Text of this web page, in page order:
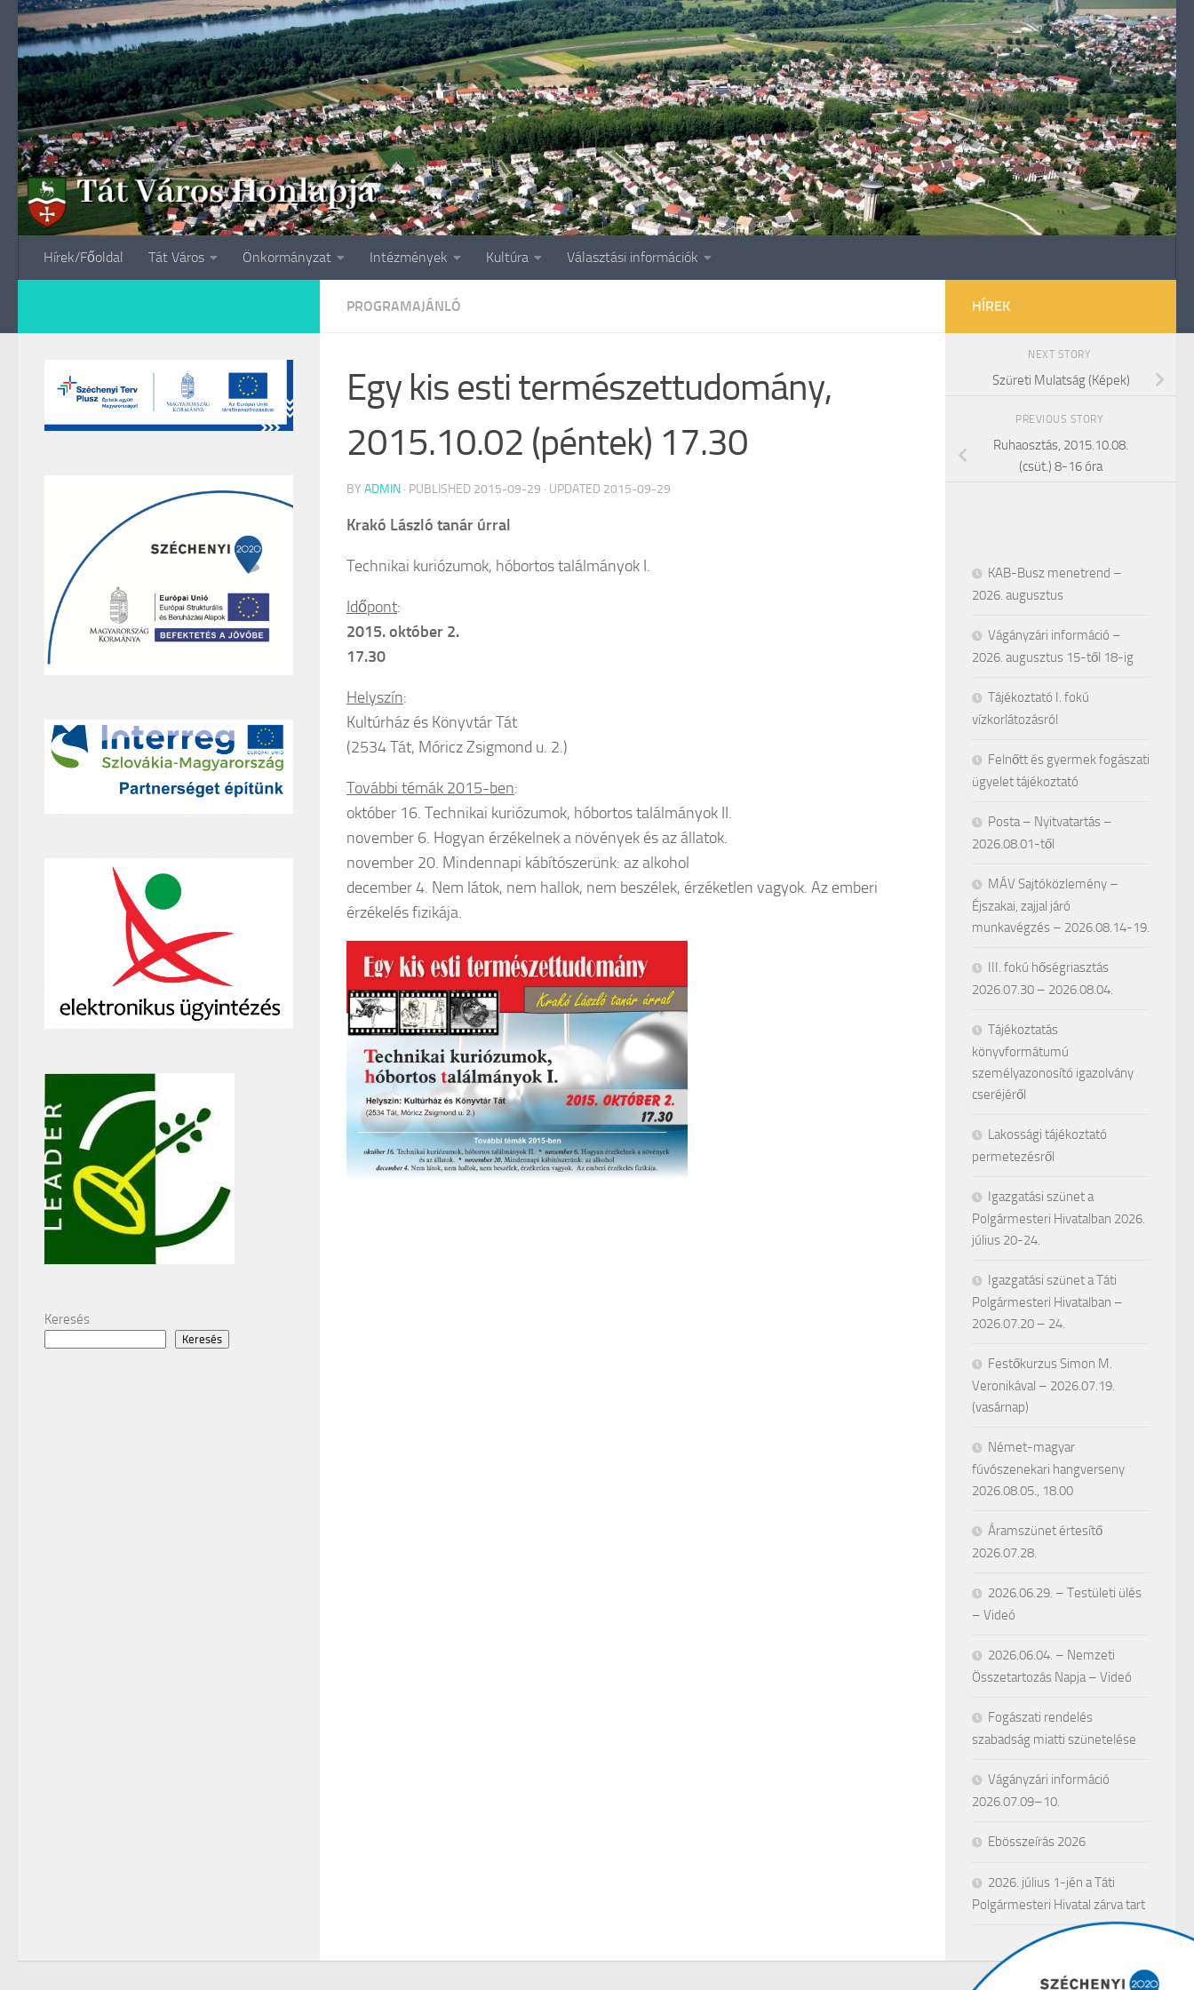
Skip to content
Hírek/Főoldal Tát Város Önkormányzat Intézmények Kultúra Választási információk
PROGRAMAJÁNLÓ
Egy kis esti természettudomány,
2015.10.02 (péntek) 17.30
BY ADMIN · PUBLISHED 2015-09-29 · UPDATED 2015-09-29
Krakó László tanár úrral
Technikai kuriózumok, hóbortos találmányok I.
Időpont:
2015. október 2.
17.30
Helyszín:
Kultúrház és Könyvtár Tát
(2534 Tát, Móricz Zsigmond u. 2.)
További témák 2015-ben:
október 16. Technikai kuriózumok, hóbortos találmányok II.
november 6. Hogyan érzékelnek a növények és az állatok.
november 20. Mindennapi kábítószerünk: az alkohol
december 4. Nem látok, nem hallok, nem beszélek, érzéketlen vagyok. Az emberi
érzékelés fizikája.
Keresés
Keresés
HÍREK
NEXT STORY
Szüreti Mulatság (Képek)
PREVIOUS STORY
Ruhaosztás, 2015.10.08.
(csüt.) 8-16 óra
KAB-Busz menetrend –
2026. augusztus
Vágányzári információ –
2026. augusztus 15-től 18-ig
Tájékoztató I. fokú
vízkorlátozásról
Felnőtt és gyermek fogászati
ügyelet tájékoztató
Posta – Nyitvatartás –
2026.08.01-től
MÁV Sajtóközlemény –
Éjszakai, zajjal járó
munkavégzés – 2026.08.14-19.
III. fokú hőségriasztás
2026.07.30 – 2026.08.04.
Tájékoztatás
könyvformátumú
személyazonosító igazolvány
cseréjéről
Lakossági tájékoztató
permetezésről
Igazgatási szünet a
Polgármesteri Hivatalban 2026.
július 20-24.
Igazgatási szünet a Táti
Polgármesteri Hivatalban –
2026.07.20 – 24.
Festőkurzus Simon M.
Veronikával – 2026.07.19.
(vasárnap)
Német-magyar
fúvószenekari hangverseny
2026.08.05., 18.00
Áramszünet értesítő
2026.07.28.
2026.06.29. – Testületi ülés
– Videó
2026.06.04. – Nemzeti
Összetartozás Napja – Videó
Fogászati rendelés
szabadság miatti szünetelése
Vágányzári információ
2026.07.09–10.
Ebösszeírás 2026
2026. július 1-jén a Táti
Polgármesteri Hivatal zárva tart